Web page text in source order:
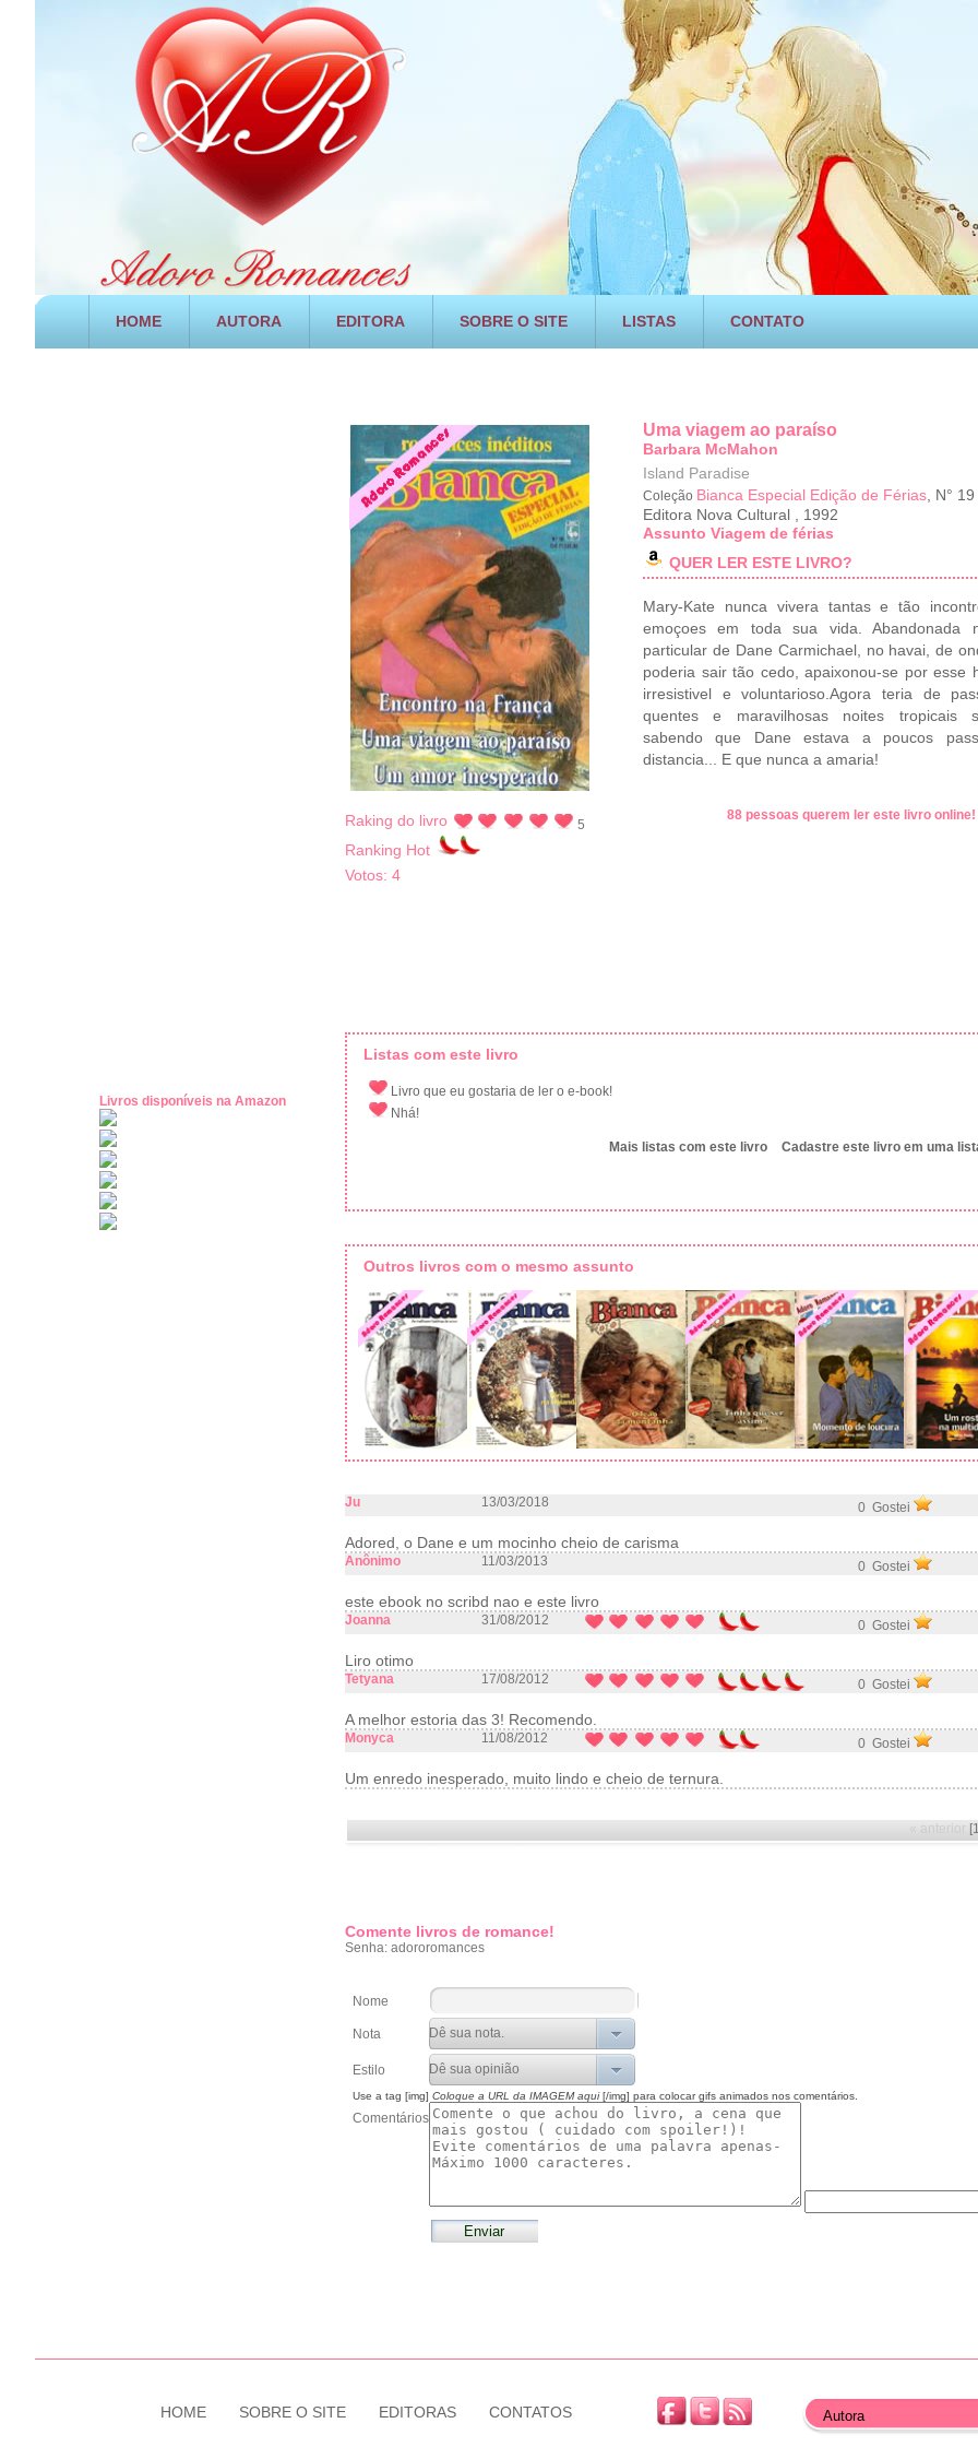
HOME AUTORA EDITORA SOBRE O SITE LISTAS CONTATO
Livros disponíveis na Amazon
Raking do livro 5
Ranking Hot
Votos: 4
Uma viagem ao paraíso
Barbara McMahon
Island Paradise
Coleção Bianca Especial Edição de Férias , N° 19
Editora Nova Cultural
1992
Assunto Viagem de férias
QUER LER ESTE LIVRO?
Mary-Kate nunca vivera tantas e tão
emoçoes em toda sua vida. Abandonada
particular de Dane Carmichael, no havai, de
poderia sair tão cedo, apaixonou-se por esse
irresistivel e voluntarioso.Agora teria de
quentes e maravilhosas noites tropicais
sabendo que Dane estava a poucos
distancia... E que nunca a amaria!
88 pessoas querem ler este livro online!
Listas com este livro
Livro que eu gostaria de ler o e-book!
Nhá!
Mais listas com este livro Cadastre este livro em uma
Outros livros com o mesmo assunto
Ju 13/03/2018 0 Gostei
Adored, o Dane e um mocinho cheio de carisma
Anônimo 11/03/2013 0 Gostei
este ebook no scribd nao e este livro
Joanna 31/08/2012 0 Gostei
Liro otimo
Tetyana 17/08/2012 0 Gostei
A melhor estoria das 3! Recomendo.
Monyca 11/08/2012 0 Gostei
Um enredo inesperado, muito lindo e cheio de ternura.
« anterior
Comente livros de romance!
Senha: adororomances
Nome
Nota
Estilo
Use a tag [img] Coloque a URL da IMAGEM aqui[/img] para colocar gifs animados nos comentários.
Comentários
HOME SOBRE O SITE EDITORAS CONTATOS